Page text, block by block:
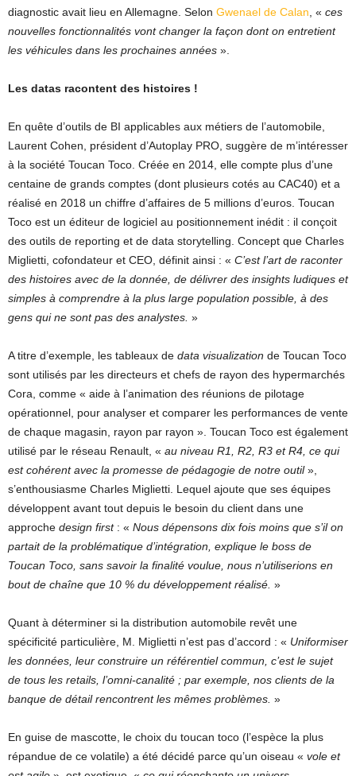
diagnostic avait lieu en Allemagne. Selon Gwenael de Calan , « ces
nouvelles fonctionnalités vont changer la façon dont on entretient
les véhicules dans les prochaines années ».
Les datas racontent des histoires !
En quête d’outils de BI applicables aux métiers de l’automobile,
Laurent Cohen, président d’Autoplay PRO, suggère de m’intéresser
à la société Toucan Toco. Créée en 2014, elle compte plus d’une
centaine de grands comptes (dont plusieurs cotés au CAC40) et a
réalisé en 2018 un chiffre d’affaires de 5 millions d’euros. Toucan
Toco est un éditeur de logiciel au positionnement inédit : il conçoit
des outils de reporting et de data storytelling. Concept que Charles
Miglietti, cofondateur et CEO, définit ainsi : « C’est l’art de raconter
des histoires avec de la donnée, de délivrer des insights ludiques et
simples à comprendre à la plus large population possible, à des
gens qui ne sont pas des analystes. »
A titre d’exemple, les tableaux de data visualization de Toucan Toco
sont utilisés par les directeurs et chefs de rayon des hypermarchés
Cora, comme « aide à l’animation des réunions de pilotage
opérationnel, pour analyser et comparer les performances de vente
de chaque magasin, rayon par rayon ». Toucan Toco est également
utilisé par le réseau Renault, « au niveau R1, R2, R3 et R4, ce qui
est cohérent avec la promesse de pédagogie de notre outil»,
s’enthousiasme Charles Miglietti. Lequel ajoute que ses équipes
développent avant tout depuis le besoin du client dans une
approche design first: « Nous dépensons dix fois moins que s’il on
partait de la problématique d’intégration, explique le boss de
Toucan Toco, sans savoir la finalité voulue, nous n’utiliserions en
bout de chaîne que 10 % du développement réalisé. »
Quant à déterminer si la distribution automobile revêt une
spécificité particulière, M. Miglietti n’est pas d’accord : « Uniformiser
les données, leur construire un référentiel commun, c’est le sujet
de tous les retails, l’omni-canalité ; par exemple, nos clients de la
banque de détail rencontrent les mêmes problèmes. »
En guise de mascotte, le choix du toucan toco (l’espèce la plus
répandue de ce volatile) a été décidé parce qu’un oiseau « vole et